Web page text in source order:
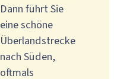
Dann führt Sie
eine schöne
Überlandstrecke
nach Süden,
oftmals